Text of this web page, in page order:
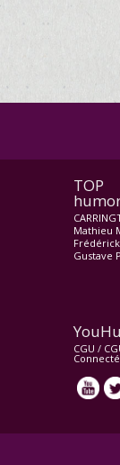
TOP
Mathieu
Frédérick
Gustave
CGU /